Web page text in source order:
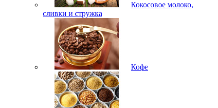
Кокосовое молоко,
сливки и стружка
Кофе